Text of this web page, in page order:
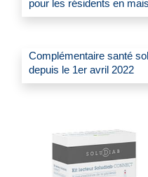
pour les résidents en
Complémentaire santé
depuis le 1er avril 2022